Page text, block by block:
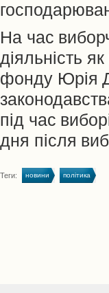
На час
діяльність
фонду Юрія
під час
дня після
Теги: новини політика